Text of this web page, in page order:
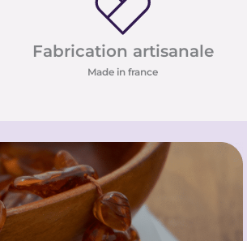
Fabrication artisanale
Made in france